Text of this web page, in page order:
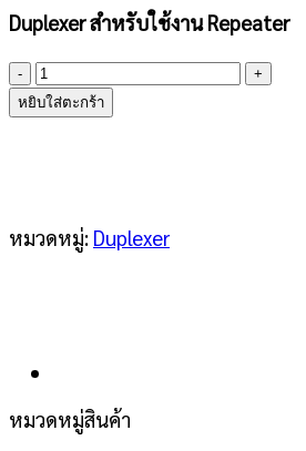
Duplexer สำหรับใช้งาน Repeater
จำนวน
PROCOM
Duplex
L
ชิ้น
หยิบใส่ตะกร้า
หมวดหมู่: Duplexer
หมวดหมู่สินค้า